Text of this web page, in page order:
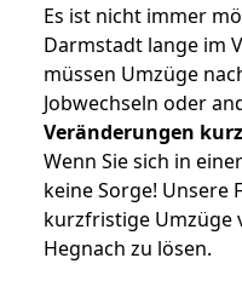
Es ist nicht immer
Darmstadt lange im
müssen Umzüge
Jobwechseln oder
Veränderungen
Wenn Sie sich in
keine Sorge! Unsere
kurzfristige Umzüge
Hegnach zu lösen.